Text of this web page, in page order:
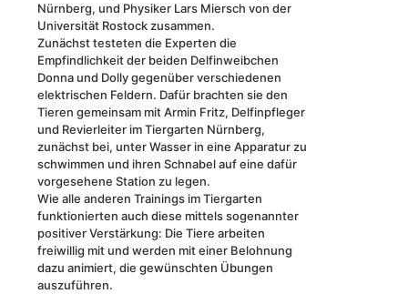
Nürnberg, und Physiker Lars Miersch von der
Universität Rostock zusammen.
Zunächst testeten die Experten die
Empfindlichkeit der beiden Delfinweibchen
Donna und Dolly gegenüber verschiedenen
elektrischen Feldern. Dafür brachten sie den
Tieren gemeinsam mit Armin Fritz, Delfinpfleger
und Revierleiter im Tiergarten Nürnberg,
zunächst bei, unter Wasser in eine Apparatur zu
schwimmen und ihren Schnabel auf eine dafür
vorgesehene Station zu legen.
Wie alle anderen Trainings im Tiergarten
funktionierten auch diese mittels sogenannter
positiver Verstärkung: Die Tiere arbeiten
freiwillig mit und werden mit einer Belohnung
dazu animiert, die gewünschten Übungen
auszuführen.